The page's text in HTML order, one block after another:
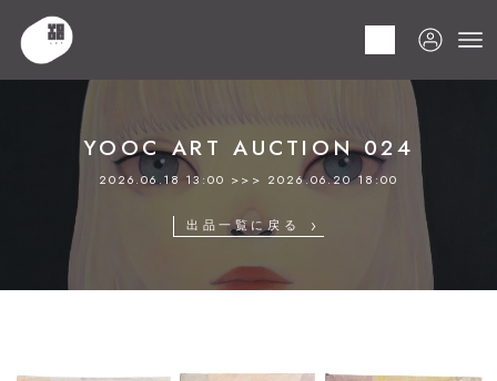
HOME
YOOC ART AUCTION 024
2026.06.18 13:00 >>> 2026.06.20 18:00
出品一覧に戻る